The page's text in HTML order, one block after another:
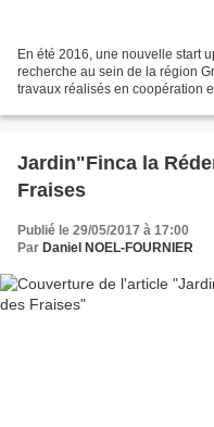
En été 2016, une nouvelle start
recherche au sein de la région
travaux réalisés en coopération
Jardin"Finca la
Fraises
Publié le 29/05/2017 à 17:00
Par Daniel NOEL-FOURNIER